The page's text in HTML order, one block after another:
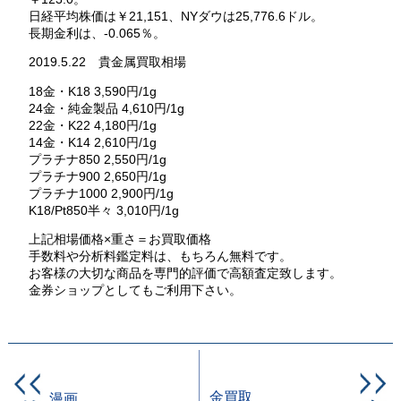
日経平均株価は￥21,151、NYダウは25,776.6ドル。
長期金利は、-0.065％。
2019.5.22 貴金属買取相場
18金・K18 3,590円/1g
24金・純金製品 4,610円/1g
22金・K22 4,180円/1g
14金・K14 2,610円/1g
プラチナ850 2,550円/1g
プラチナ900 2,650円/1g
プラチナ1000 2,900円/1g
K18/Pt850半々 3,010円/1g
上記相場価格×重さ＝お買取価格
手数料や分析料鑑定料は、もちろん無料です。
お客様の大切な商品を専門的評価で高額査定致します。
金券ショップとしてもご利用下さい。
金買取